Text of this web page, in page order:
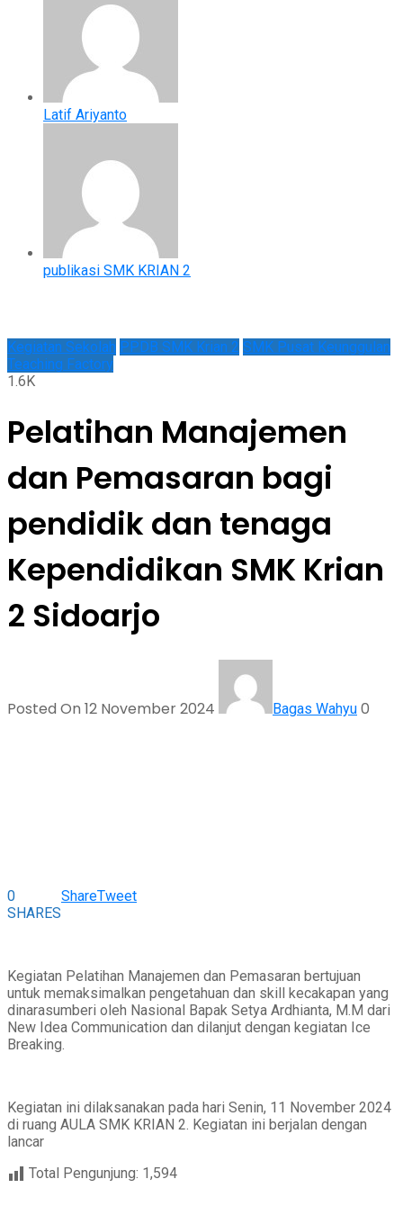
Latif Ariyanto
publikasi SMK KRIAN 2
Kegiatan Sekolah PPDB SMK Krian 2 SMK Pusat Keunggulan
Teaching Factory
1.6K
Pelatihan Manajemen
dan Pemasaran bagi
pendidik dan tenaga
Kependidikan SMK Krian
2 Sidoarjo
Posted On 12 November 2024 Bagas Wahyu 0
0
SHARES
ShareTweet
Kegiatan Pelatihan Manajemen dan Pemasaran bertujuan
untuk memaksimalkan pengetahuan dan skill kecakapan yang
dinarasumberi oleh Nasional Bapak Setya Ardhianta, M.M dari
New Idea Communication dan dilanjut dengan kegiatan Ice
Breaking.
Kegiatan ini dilaksanakan pada hari Senin, 11 November 2024
di ruang AULA SMK KRIAN 2. Kegiatan ini berjalan dengan
lancar
Total Pengunjung: 1,594